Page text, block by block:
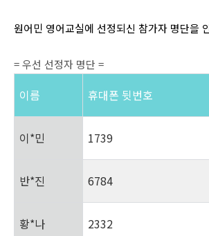
원어민 영어교실에 선정되신 참가자 명단을
= 우선 선정자 명단 =
이름 휴대폰 뒷번호
이*민 1739
반*진 6784
황*나 2332